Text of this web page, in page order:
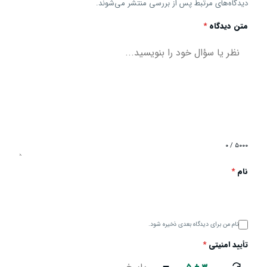
دیدگاه‌های مرتبط پس از بررسی منتشر می‌شوند.
متن دیدگاه*
۰ / ۵۰۰۰
نام*
نام من برای دیدگاه بعدی ذخیره شود.
تأیید امنیتی*